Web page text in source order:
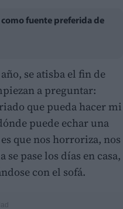
como fuente preferida de
se atisba el fin de
a preguntar:
que pueda hacer mi
puede echar una
que nos horroriza, nos
pase los días en casa,
con el sofá.